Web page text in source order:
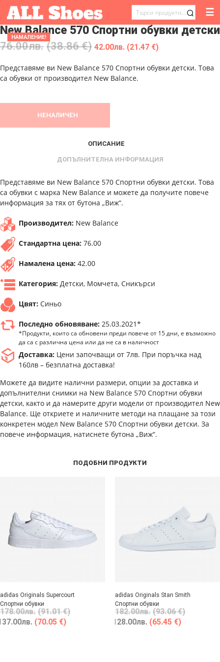
ТЪРСЕНЕ
ЗА:
☰
НАМАЛЕНИЕ!
New Balance 570 Спортни обувки детски
76.00лв. (38.86 €) 42.00лв. (21.47 €)
Представяме ви New Balance 570 Спортни обувки детски. Това
са обувки от производител New Balance.
НЕНАЛИЧЕН
ОПИСАНИЕ
ДОПЪЛНИТЕЛНА ИНФОРМАЦИЯ
Представяме ви New Balance 570 Спортни обувки детски. Това
са обувки с марка New Balance и можете да получите повече
информация за тях от бутона „Виж“.
Производител: New Balance
Стандартна цена: 76.00
Намалена цена: 42.00
Категория: Детски, Момчета, Сникърси
Цвят: Синьо
Последно обновяване: 25.03.2021*
*Продукти, които са обновени преди повече от 15 дни, е възможно
да са с различна цена или да не са в наличност
Доставка: Цени започващи от 7лв. При поръчка над
160лв – безплатна доставка!
Можете да видите налични размери, опции за доставка и
допълнителни снимки на New Balance 570 Спортни обувки
детски, както и да намерите други модели от производител New
Balance. Ще откриете и наличните методи на плащане за този
конкретен модел New Balance 570 Спортни обувки детски. За
повече информация, натиснете бутона „Виж“.
ПОДОБНИ ПРОДУКТИ
adidas Originals Supercourt
Спортни обувки
178.00лв. (91.01 €)
лв. (70.05 €)
adidas Originals Stan Smith
Спортни обувки
182.00лв. (93.06 €)
128.00лв. (65.45 €)